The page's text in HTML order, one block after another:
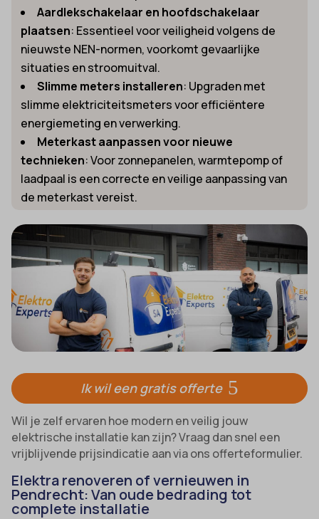
Aardlekschakelaar en hoofdschakelaar
plaatsen: Essentieel voor veiligheid volgens de
nieuwste NEN-normen, voorkomt gevaarlijke
situaties en stroomuitval.
Slimme meters installeren: Upgraden met
slimme elektriciteitsmeters voor efficiëntere
energiemeting en verwerking.
Meterkast aanpassen voor nieuwe
technieken: Voor zonnepanelen, warmtepomp of
laadpaal is een correcte en veilige aanpassing van
de meterkast vereist.
Ik wil een gratis offerte
Wil je zelf ervaren hoe modern en veilig jouw
elektrische installatie kan zijn? Vraag dan snel een
vrijblijvende prijsindicatie aan via ons offerteformulier.
Elektra renoveren of vernieuwen in
Pendrecht: Van oude bedrading tot
complete installatie